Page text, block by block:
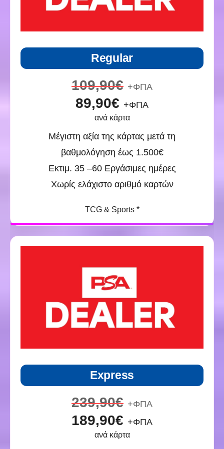
Regular
109,90€ +ΦΠΑ
89,90€ +ΦΠΑ
ανά κάρτα
Μέγιστη αξία της κάρτας μετά τη
βαθμολόγηση έως 1.500€
Εκτιμ. 35 –60 Εργάσιμες ημέρες
Χωρίς ελάχιστο αριθμό καρτών
TCG & Sports *
Express
239,90€ +ΦΠΑ
189,90€ +ΦΠΑ
ανά κάρτα